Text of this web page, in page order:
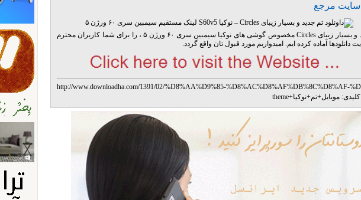
سایت مرجع
تم جدید و بسیار زیبای Circles مخصوص گوشی های نوکیا سیمبین سری ۶٠ ورژن ۵ ، را برای شما کاربران محترم
دانلودها آماده کرده ایم. امیدواریم مورد قبول تان واقع گردد.
http://www.downloadha.com/1391/02/%D8%AA%D9%85-%D8%AC%D8%AF%DB%8C%D8%AF-
%D8%A8%D8%B3%DB%8C%D8%A7%D8%B1-%D8%B2%DB%8C%D8%A8%D8%A7%DB%8C-
موبایل+تم+نوکیا+
theme